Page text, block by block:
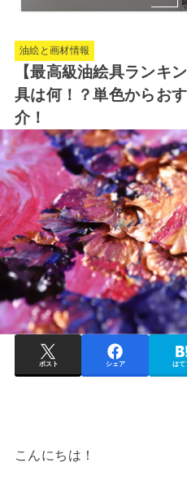
油絵と画材情報
【最高級油絵具ランキ
具は何！？単色からお
介！
ポスト シェア はて
こんにちは！